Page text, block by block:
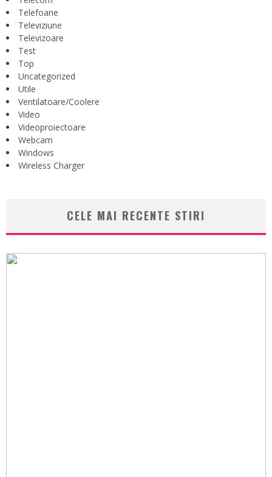
Telefoane
Televiziune
Televizoare
Test
Top
Uncategorized
Utile
Ventilatoare/Coolere
Video
Videoproiectoare
Webcam
Windows
Wireless Charger
CELE MAI RECENTE STIRI